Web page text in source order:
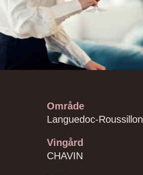
Område
Languedoc-Roussillon
Vingård
CHAVIN